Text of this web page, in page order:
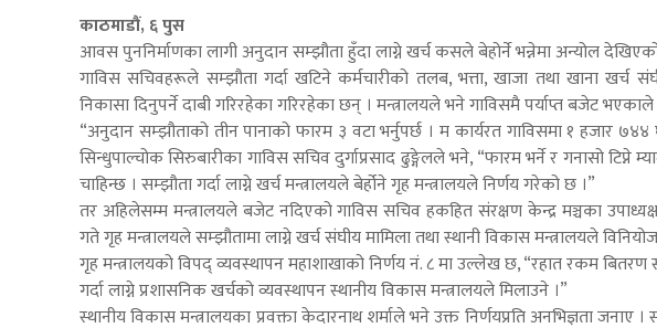
काठमाडौं, ६ पुस
आवस पुननिर्माणका लागी अनुदान सम्झौता हुँदा लाग्ने खर्च कसले बेहोर्ने भन्नेमा अन्योल
गाविस सचिवहरूले सम्झौता गर्दा खटिने कर्मचारीको तलब, भत्ता, खाजा तथा खाना खर्च
निकासा दिनुपर्ने दाबी गरिरहेका गरिरहेका छन् । मन्त्रालयले भने गाविसमै पर्याप्त बजेट
“अनुदान सम्झौताको तीन पानाको फारम ३ वटा भर्नुपर्छ । म कार्यरत गाविसमा १ हजार
सिन्धुपाल्चोक सिरुबारीका गाविस सचिव दुर्गाप्रसाद ढुङ्गेलले भने, “फारम भर्ने र गनासो टिप्ने
चाहिन्छ । सम्झौता गर्दा लाग्ने खर्च मन्त्रालयले बेर्होने गृह मन्त्रालयले निर्णय गरेको छ ।”
तर अहिलेसम्म मन्त्रालयले बजेट नदिएको गाविस सचिव हकहित संरक्षण केन्द्र मञ्चका
गते गृह मन्त्रालयले सम्झौतामा लाग्ने खर्च संघीय मामिला तथा स्थानी विकास मन्त्रालयले
गृह मन्त्रालयको विपद् व्यवस्थापन महाशाखाको निर्णय नं. ८ मा उल्लेख छ, “रहात रकम बितरण
गर्दा लाग्ने प्रशासनिक खर्चको व्यवस्थापन स्थानीय विकास मन्त्रालयले मिलाउने ।”
स्थानीय विकास मन्त्रालयका प्रवक्ता केदारनाथ शर्माले भने उक्त निर्णयप्रति अनभिज्ञता जनाए